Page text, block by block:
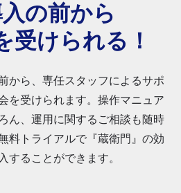
の前から
受けられる！
から、専任スタッフによるサポ
を受けられます。操作マニュア
ん、運用に関するご相談も随時
料トライアルで『蔵衛門』の効
することができます。